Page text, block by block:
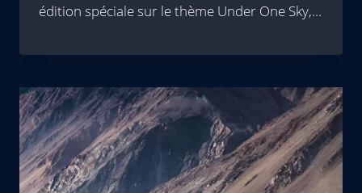
édition spéciale sur le thème Under One Sky,…